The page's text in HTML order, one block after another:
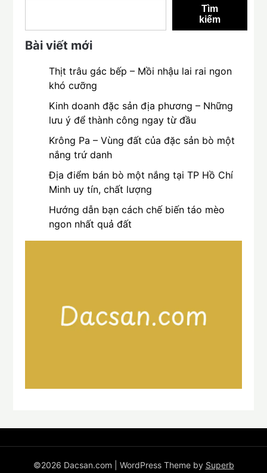
Tìm
kiếm
Bài viết mới
Thịt trâu gác bếp – Mồi nhậu lai rai ngon
khó cưỡng
Kinh doanh đặc sản địa phương – Những
lưu ý để thành công ngay từ đầu
Krông Pa – Vùng đất của đặc sản bò một
nắng trứ danh
Địa điểm bán bò một nắng tại TP Hồ Chí
Minh uy tín, chất lượng
Hướng dẫn bạn cách chế biến táo mèo
ngon nhất quả đất
©2026 Dacsan.com | WordPress Theme by Superb